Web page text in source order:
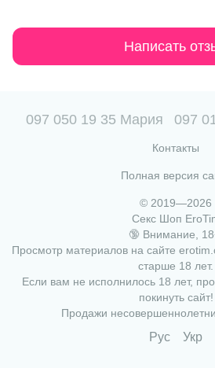
Написать
097 050 19 35 Мария 097
Контакты
Полная версия
© 2019—2026
Секс Шоп
🔞 Внимание,
Просмотр материалов на сайте
старше 18 лет.
Если вам не исполнилось 18 лет,
покинуть сайт!
Продажи
Рус Укр